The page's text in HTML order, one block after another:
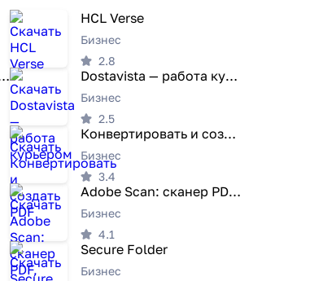
HCL Verse
Бизнес
2.8
рядом с Работа.ру Dostavista — работа курьером
Бизнес
2.5
Конвертировать и создать PDF
Бизнес
3.4
Adobe Scan: сканер PDF, OCR
Бизнес
4.1
Secure Folder
Бизнес